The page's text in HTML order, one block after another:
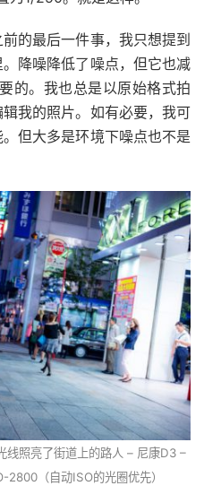
的最后一件事，我只想提到
降噪降低了噪点，但它也减
的。 我也总是以原始格式拍
我的照片。 如有必要，我可
但大多是环境下噪点也不是
线照亮了街道上的路人 – 尼康D3 –
（自动ISO的光圈优先）